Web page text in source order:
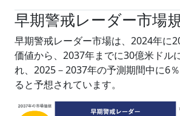
早期警戒レーダー市場
早期警戒レーダー市場は、2024年に
価値から、2037年までに30億米ドル
れ、2025－2037年の予測期間中に6
ると予想されています。